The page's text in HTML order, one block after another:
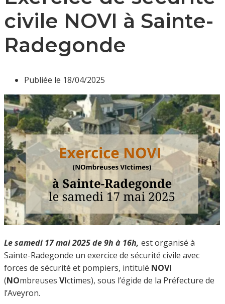
civile NOVI à Sainte-
Radegonde
Publiée le 18/04/2025
Le samedi 17 mai 2025 de 9h à 16h, est organisé à
Sainte-Radegonde un exercice de sécurité civile avec
forces de sécurité et pompiers, intitulé NOVI
(NOmbreuses VIctimes), sous l’égide de la Préfecture de
l’Aveyron.